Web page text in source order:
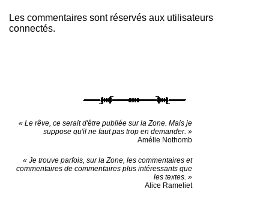
Les commentaires sont réservés aux utilisateurs
connectés.
« Le rêve, ce serait d'être publiée sur la Zone. Mais je
suppose qu'il ne faut pas trop en demander. »
Amélie Nothomb
« Je trouve parfois, sur la Zone, les commentaires et
commentaires de commentaires plus intéressants que
les textes. »
Alice Rameliet